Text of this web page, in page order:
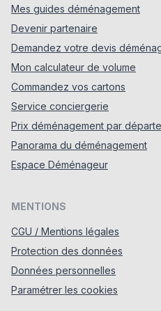
Mes guides déménagement
Devenir partenaire
Demandez votre devis
Mon calculateur de volume
Commandez vos cartons
Service conciergerie
Prix déménagement par
Panorama du déménagement
Espace Déménageur
MENTIONS
CGU / Mentions légales
Protection des données
Données personnelles
Paramétrer les cookies